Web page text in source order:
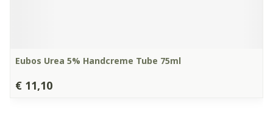
Eubos Urea 5% Handcreme Tube 75ml
€ 11,10